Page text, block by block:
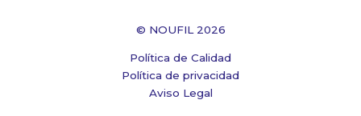
© NOUFIL 2026
Política de Calidad
Política de privacidad
Aviso Legal